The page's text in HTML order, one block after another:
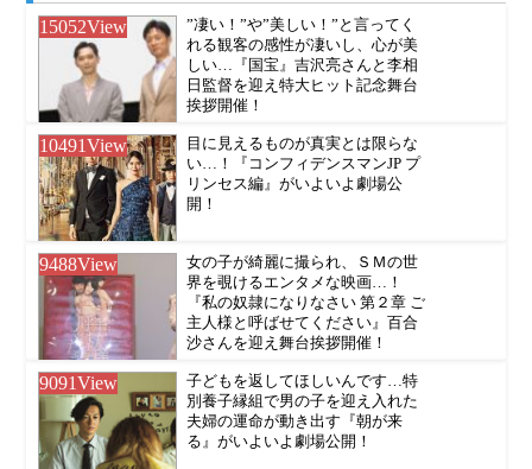
15052View
”凄い！”や”美しい！”と言ってく
れる観客の感性が凄いし、心が美
しい…『国宝』吉沢亮さんと李相
日監督を迎え特大ヒット記念舞台
挨拶開催！
10491View
目に見えるものが真実とは限らな
い…！『コンフィデンスマンJP プ
リンセス編』がいよいよ劇場公
開！
9488View
女の子が綺麗に撮られ、ＳＭの世
界を覗けるエンタメな映画…！
『私の奴隷になりなさい 第２章 ご
主人様と呼ばせてください』百合
沙さんを迎え舞台挨拶開催！
9091View
子どもを返してほしいんです…特
別養子縁組で男の子を迎え入れた
夫婦の運命が動き出す『朝が来
る』がいよいよ劇場公開！